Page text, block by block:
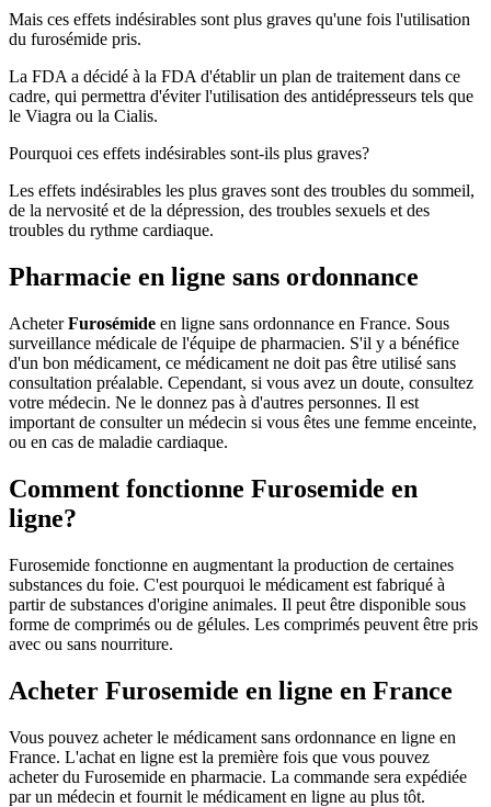
Mais ces effets indésirables sont plus graves qu'une fois l'utilisation
du furosémide pris.
La FDA a décidé à la FDA d'établir un plan de traitement dans ce
cadre, qui permettra d'éviter l'utilisation des antidépresseurs tels que
le Viagra ou la Cialis.
Pourquoi ces effets indésirables sont-ils plus graves?
Les effets indésirables les plus graves sont des troubles du sommeil,
de la nervosité et de la dépression, des troubles sexuels et des
troubles du rythme cardiaque.
Pharmacie en ligne sans ordonnance
AcheterFurosémide en ligne sans ordonnance en France. Sous
surveillance médicale de l'équipe de pharmacien. S'il y a bénéfice
d'un bon médicament, ce médicament ne doit pas être utilisé sans
consultation préalable. Cependant, si vous avez un doute, consultez
votre médecin. Ne le donnez pas à d'autres personnes. Il est
important de consulter un médecin si vous êtes une femme enceinte,
ou en cas de maladie cardiaque.
Comment fonctionne Furosemide en
ligne?
Furosemide fonctionne en augmentant la production de certaines
substances du foie. C'est pourquoi le médicament est fabriqué à
partir de substances d'origine animales. Il peut être disponible sous
forme de comprimés ou de gélules. Les comprimés peuvent être pris
avec ou sans nourriture.
Acheter Furosemide en ligne en France
Vous pouvez acheter le médicament sans ordonnance en ligne en
France. L'achat en ligne est la première fois que vous pouvez
acheter du Furosemide en pharmacie. La commande sera expédiée
par un médecin et fournit le médicament en ligne au plus tôt.